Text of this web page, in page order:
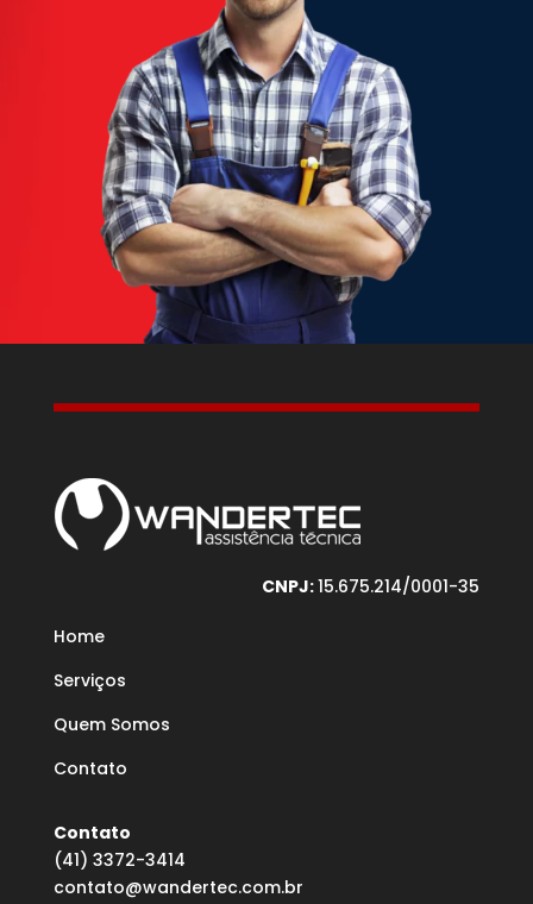
CNPJ:15.675.214/0001-35
Home
Serviços
Quem Somos
Contato
Contato
(41) 3372-3414
contato@wandertec.com.br